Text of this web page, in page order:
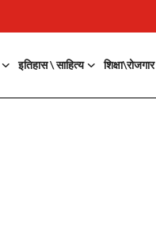
इतिहास \ साहित्य शिक्षा\रोजगार